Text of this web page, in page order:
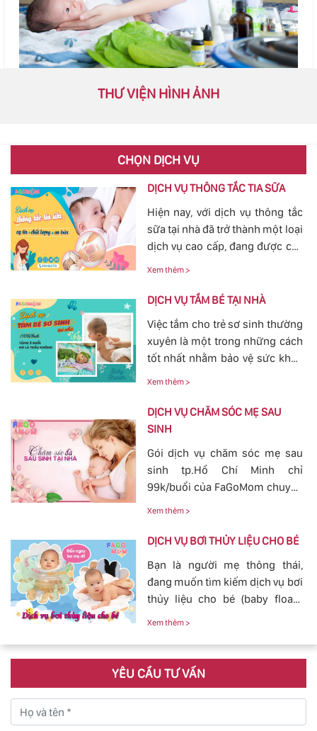
THƯ VIỆN HÌNH ẢNH
CHỌN DỊCH VỤ
DỊCH VỤ THÔNG TẮC TIA SỮA
Hiện nay, với dịch vụ thông tắc
sữa tại nhà đã trở thành một loại
dịch vụ cao cấp, đang được các
mẹ đặc biệt quan tâm, bởi tình
phổ biến. Với việc thông tắc tia
chóng thông tia sữa, giảm bớt
các cơn đau cương cứng tại
vùng bầu vú, đảm bảo cho
nguồn sữa về đều cho bé bú.
Xem thêm >
DỊCH VỤ TẮM BÉ TẠI NHÀ
Việc tắm cho trẻ sơ sinh thường
xuyên là một trong những cách
tốt nhất nhằm bảo vệ sức khỏe
cho bé yêu tránh khỏi các nguy
Bởi vậy, nhu cầu tắm cho trẻ sơ
sinh ngày càn lớn, với dịch vụ
FaGoMom cung cấp tới các mẹ
không cần phải lo nghĩ về
chuyện massage và tắm cho
con yêu của mình.
Xem thêm >
DỊCH VỤ CHĂM SÓC MẸ SAU
SINH
Gói dịch vụ chăm sóc mẹ sau
sinh tp.Hồ Chí Minh chỉ
99k/buổi của FaGoMom chuyên
nghiệp, Dịch Vụ Hoàn Hảo,
yên tâm cho mẹ và bé.
Xem thêm >
DỊCH VỤ BƠI THỦY LIỆU CHO BÉ
Bạn là người mẹ thông thái,
đang muốn tìm kiếm dịch vụ bơi
thủy liệu cho bé (baby fload)
đảm bảo uy tín và chất lượng.
Xem thêm >
YÊU CẦU TƯ VẤN